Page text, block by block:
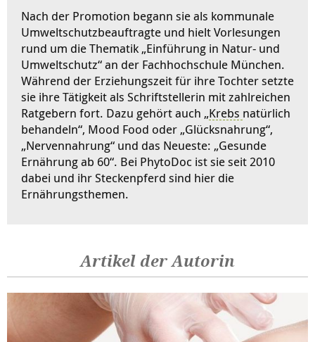
Nach der Promotion begann sie als kommunale
Umweltschutzbeauftragte und hielt Vorlesungen
rund um die Thematik „Einführung in Natur- und
Umweltschutz“ an der Fachhochschule München.
Während der Erziehungszeit für ihre Tochter setzte
sie ihre Tätigkeit als Schriftstellerin mit zahlreichen
Ratgebern fort. Dazu gehört auch „Krebs natürlich
behandeln“, Mood Food oder „Glücksnahrung“,
„Nervennahrung“ und das Neueste: „Gesunde
Ernährung ab 60“. Bei PhytoDoc ist sie seit 2010
dabei und ihr Steckenpferd sind hier die
Ernährungsthemen.
Artikel der Autorin